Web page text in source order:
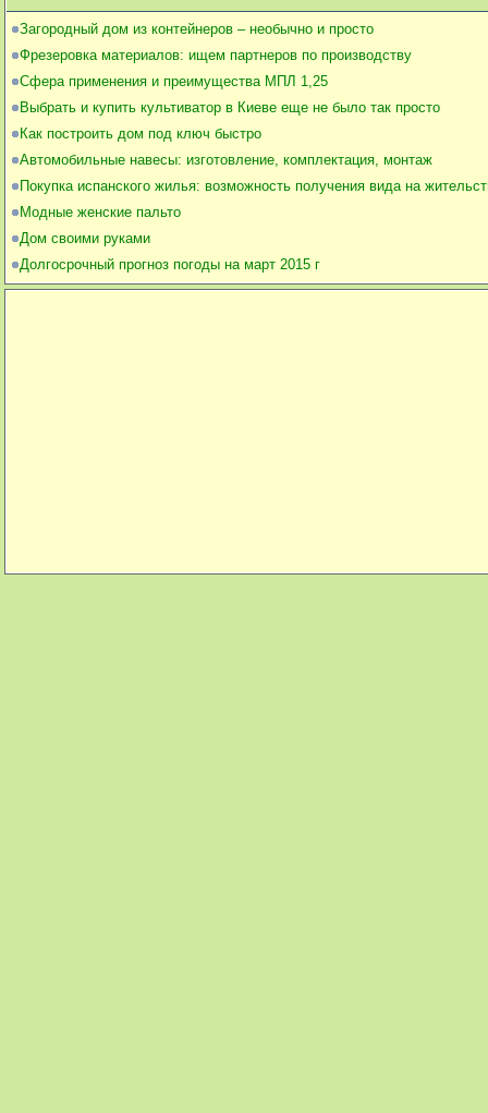
Загородный дом из контейнеров – необычно и просто
Фрезеровка материалов: ищем партнеров по производству
Сфера применения и преимущества МПЛ 1,25
Выбрать и купить культиватор в Киеве еще не было так просто
Как построить дом под ключ быстро
Автомобильные навесы: изготовление, комплектация, монтаж
Покупка испанского жилья: возможность получения вида на
Модные женские пальто
Дом своими руками
Долгосрочный прогноз погоды на март 2015 г